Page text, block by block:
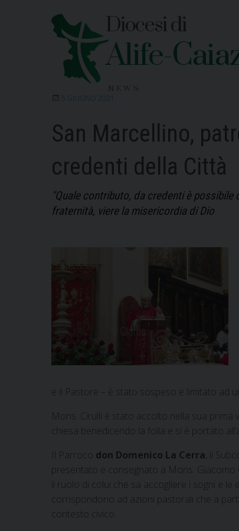
Diocesi di
Alife-
5 GIUGNO 2021
San Marcellino,
credenti della Città
"Quale contributo, da credenti è
fraternità, viere la misericordia di Dio
e il Pastore – è stato sospeso e limitato ad
Mons. Cirulli è stato accolto nella sua prima
chiesa benedicendo la folla e si è portato
Il Parroco don Domenico La Cerra , il
presentato e consegnato a Mons. Giacomo
il ruolo di colui che sa accogliere i sogni e
corrispondono ad azioni pastorali che a
contesto civico.